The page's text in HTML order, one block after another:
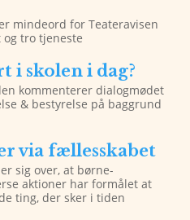
mindeord for Teateravisen
tro tjeneste
i skolen i dag?
kommenterer dialogmødet
& bestyrelse på baggrund
via fællesskabet
sig over, at børne-
aktioner har formålet at
ting, der sker i tiden